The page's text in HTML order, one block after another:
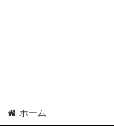
ホーム